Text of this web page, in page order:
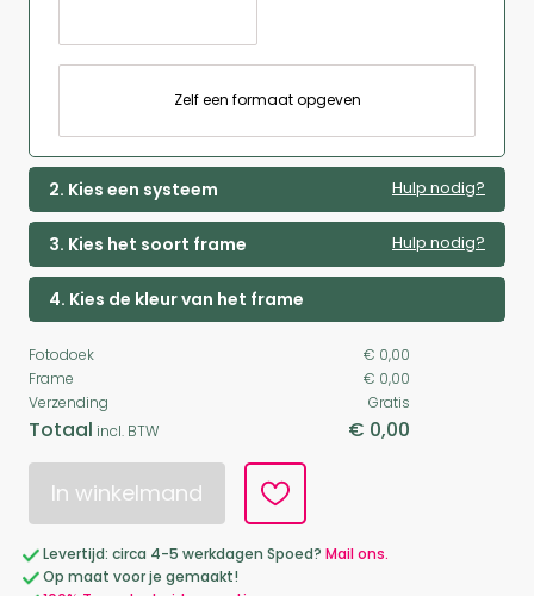
Zelf een formaat opgeven
2. Kies een systeem Hulp nodig?
3. Kies het soort frame Hulp nodig?
4. Kies de kleur van het frame
Fotodoek
€ 0,00
Frame
€ 0,00
Verzending
Gratis
Totaal incl. BTW € 0,00
In winkelmand
Levertijd: circa 4-5 werkdagen Spoed? Mail ons.
Op maat voor je gemaakt!